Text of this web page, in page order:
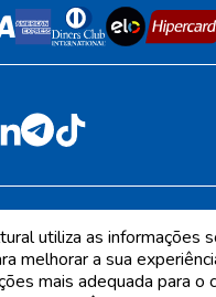
- Jandira/SP - CEP
utiliza as informações
melhorar a sua
mais adequada para o